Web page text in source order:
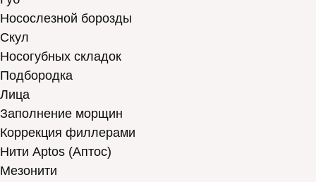
Носослезной борозды
Скул
Носогубных складок
Подбородка
Лица
Заполнение морщин
Коррекция филлерами
Нити Aptos (Аптос)
Мезонити